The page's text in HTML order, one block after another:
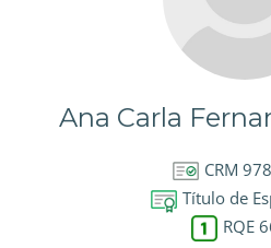
Ana Carla
CRM
Título de
RQE